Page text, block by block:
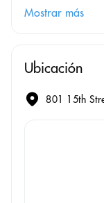
Mostrar más
Ubicación
801 15th